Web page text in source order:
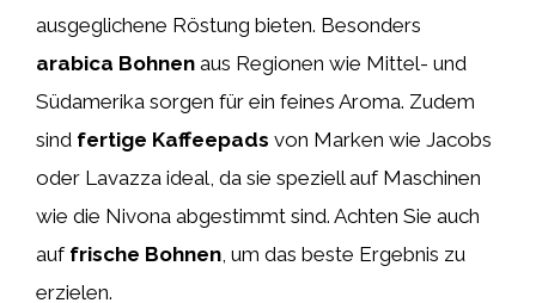
ausgeglichene Röstung bieten. Besonders
arabica Bohnen aus Regionen wie Mittel- und
Südamerika sorgen für ein feines Aroma. Zudem
sind fertige Kaffeepads von Marken wie Jacobs
oder Lavazza ideal, da sie speziell auf Maschinen
wie die Nivona abgestimmt sind. Achten Sie auch
auf frische Bohnen , um das beste Ergebnis zu
erzielen.